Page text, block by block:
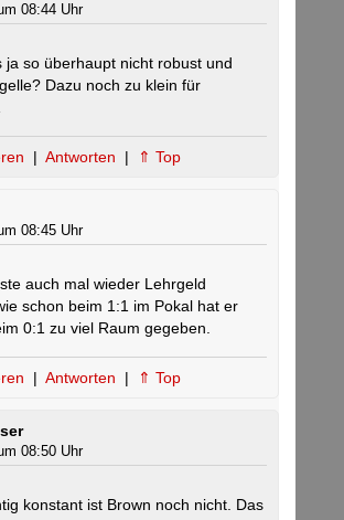
08:44 Uhr
ja so überhaupt nicht robust und
Dazu noch zu klein für
| Antworten | ⇑ Top
08:45 Uhr
auch mal wieder Lehrgeld
schon beim 1:1 im Pokal hat er
0:1 zu viel Raum gegeben.
| Antworten | ⇑ Top
08:50 Uhr
konstant ist Brown noch nicht. Das